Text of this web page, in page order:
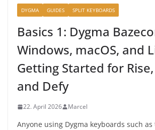
DYGMA GUIDES SPLIT KEYBOARDS
Basics 1: Dygma
Windows, macOS, and
Getting Started for Rise,
and Defy
22. April 2026 Marcel
Anyone using Dygma keyboards such as